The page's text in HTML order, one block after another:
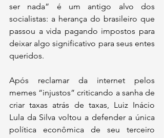
ser nada” é um antigo alvo dos
socialistas: a herança do brasileiro que
passou a vida pagando impostos para
deixar algo significativo para seus entes
queridos.
Após reclamar da internet pelos
memes “injustos” criticando a sanha de
criar taxas atrás de taxas, Luiz Inácio
Lula da Silva voltou a defender a única
política econômica de seu terceiro